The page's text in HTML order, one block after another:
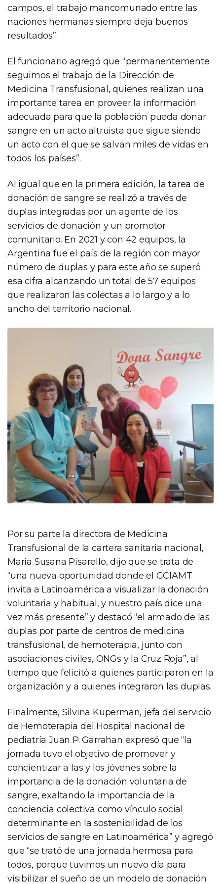
campos, el trabajo mancomunado entre las
naciones hermanas siempre deja buenos
resultados”.
El funcionario agregó que “permanentemente
seguimos el trabajo de la Dirección de
Medicina Transfusional, quienes realizan una
importante tarea en proveer la información
adecuada para que la población pueda donar
sangre en un acto altruista que sigue siendo
un acto con el que se salvan miles de vidas en
todos los países”.
Al igual que en la primera edición, la tarea de
donación de sangre se realizó a través de
duplas integradas por un agente de los
servicios de donación y un promotor
comunitario. En 2021 y con 42 equipos, la
Argentina fue el país de la región con mayor
número de duplas y para este año se superó
esa cifra alcanzando un total de 57 equipos
que realizaron las colectas a lo largo y a lo
ancho del territorio nacional.
Por su parte la directora de Medicina
Transfusional de la cartera sanitaria nacional,
María Susana Pisarello, dijo que se trata de
“una nueva oportunidad donde el GCIAMT
invita a Latinoamérica a visualizar la donación
voluntaria y habitual, y nuestro país dice una
vez más presente” y destacó “el armado de las
duplas por parte de centros de medicina
transfusional, de hemoterapia, junto con
asociaciones civiles, ONGs y la Cruz Roja”, al
tiempo que felicitó a quienes participaron en la
organización y a quienes integraron las duplas.
Finalmente, Silvina Kuperman, jefa del servicio
de Hemoterapia del Hospital nacional de
pediatría Juan P. Garrahan expresó que “la
jornada tuvo el objetivo de promover y
concientizar a las y los jóvenes sobre la
importancia de la donación voluntaria de
sangre, exaltando la importancia de la
conciencia colectiva como vínculo social
determinante en la sostenibilidad de los
servicios de sangre en Latinoamérica” y agregó
que “se trató de una jornada hermosa para
todos, porque tuvimos un nuevo día para
visibilizar el sueño de un modelo de donación